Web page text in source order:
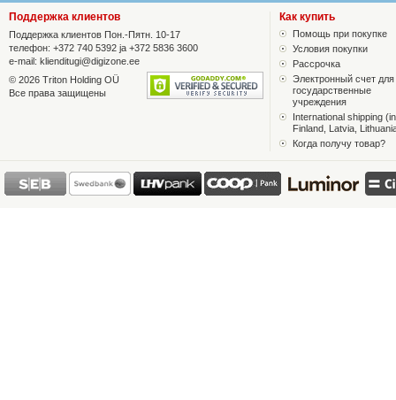
Поддержка клиентов
Поддержка клиентов Пон.-Пятн. 10-17
телефон: +372 740 5392 ja +372 5836 3600
e-mail: klienditugi@digizone.ee
© 2026 Triton Holding OÜ
Все права защищены
Как купить
Помощь при покупке
Условия покупки
Рассрочка
Электронный счет для
государственные
учреждения
International shipping
Finland, Latvia,
Когда получу товар?